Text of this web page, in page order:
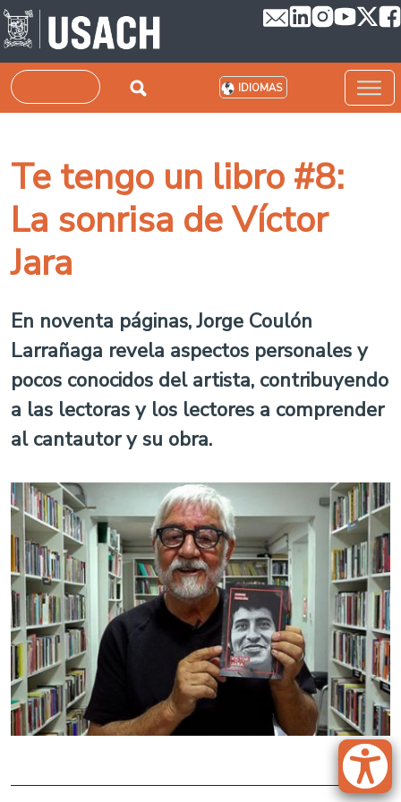
Pasar al contenido principal
Buscar IDIOMAS
Te tengo un libro #8:
La sonrisa de Víctor
Jara
En noventa páginas, Jorge Coulón
Larrañaga revela aspectos personales y
pocos conocidos del artista, contribuyendo
a las lectoras y los lectores a comprender
al cantautor y su obra.
CEDIDA